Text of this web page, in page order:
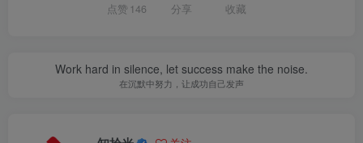
点赞 146 分享 收藏
Work hard in silence, let success make the noise.
在沉默中努力，让成功自己发声